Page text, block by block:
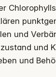
und
und
und